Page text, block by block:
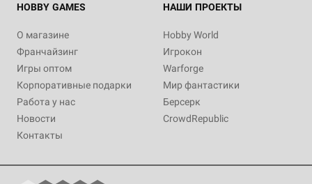
HOBBY GAMES
О магазине
Франчайзинг
Игры оптом
Корпоративные подарки
Работа у нас
Новости
Контакты
НАШИ ПРОЕКТЫ
Hobby World
Игрокон
Warforge
Мир фантастики
Берсерк
CrowdRepublic